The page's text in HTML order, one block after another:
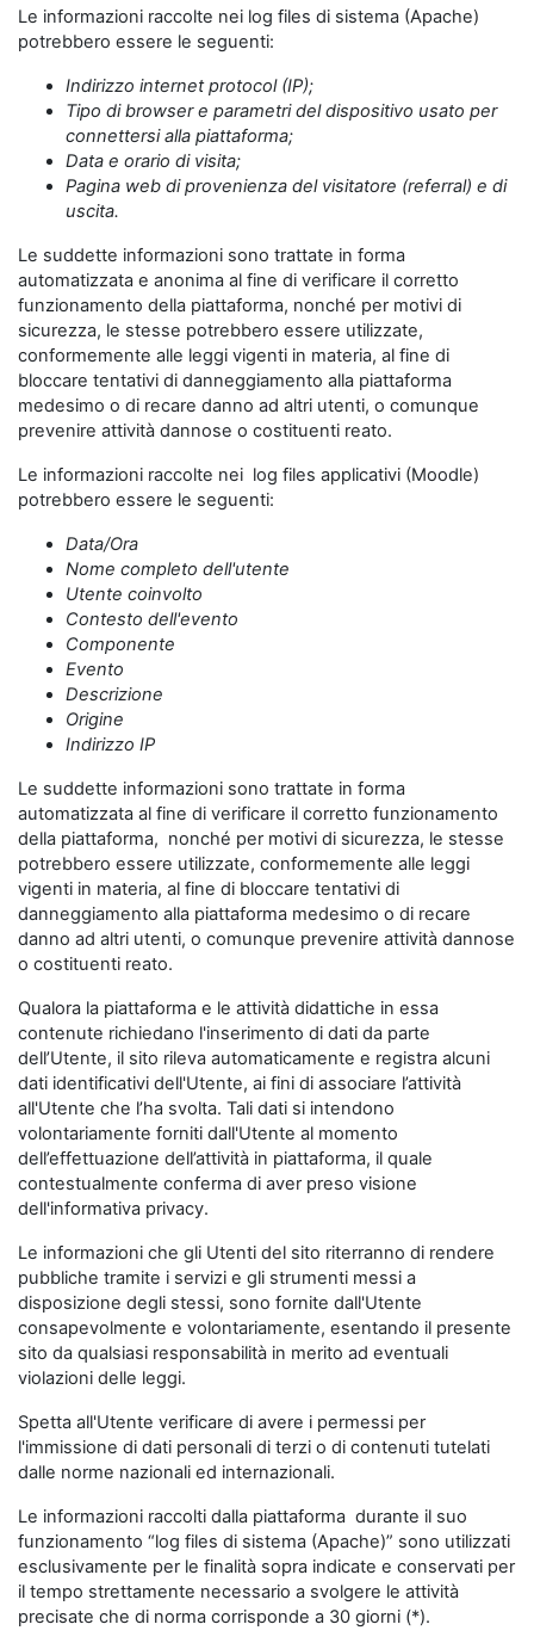
Le informazioni raccolte nei log files di sistema (Apache)
potrebbero essere le seguenti:
Indirizzo internet protocol (IP);
Tipo di browser e parametri del dispositivo usato per
connettersi alla piattaforma;
Data e orario di visita;
Pagina web di provenienza del visitatore (referral) e di
uscita.
Le suddette informazioni sono trattate in forma
automatizzata e anonima al fine di verificare il corretto
funzionamento della piattaforma, nonché per motivi di
sicurezza, le stesse potrebbero essere utilizzate,
conformemente alle leggi vigenti in materia, al fine di
bloccare tentativi di danneggiamento alla piattaforma
medesimo o di recare danno ad altri utenti, o comunque
prevenire attività dannose o costituenti reato.
Le informazioni raccolte nei log files applicativi (Moodle)
potrebbero essere le seguenti:
Data/Ora
Nome completo dell'utente
Utente coinvolto
Contesto dell'evento
Componente
Evento
Descrizione
Origine
Indirizzo IP
Le suddette informazioni sono trattate in forma
automatizzata al fine di verificare il corretto funzionamento
della piattaforma, nonché per motivi di sicurezza, le stesse
potrebbero essere utilizzate, conformemente alle leggi
vigenti in materia, al fine di bloccare tentativi di
danneggiamento alla piattaforma medesimo o di recare
danno ad altri utenti, o comunque prevenire attività dannose
o costituenti reato.
Qualora la piattaforma e le attività didattiche in essa
contenute richiedano l'inserimento di dati da parte
dell’Utente, il sito rileva automaticamente e registra alcuni
dati identificativi dell'Utente, ai fini di associare l’attività
all'Utente che l’ha svolta. Tali dati si intendono
volontariamente forniti dall'Utente al momento
dell’effettuazione dell’attività in piattaforma, il quale
contestualmente conferma di aver preso visione
dell'informativa privacy.
Le informazioni che gli Utenti del sito riterranno di rendere
pubbliche tramite i servizi e gli strumenti messi a
disposizione degli stessi, sono fornite dall'Utente
consapevolmente e volontariamente, esentando il presente
sito da qualsiasi responsabilità in merito ad eventuali
violazioni delle leggi.
Spetta all'Utente verificare di avere i permessi per
l'immissione di dati personali di terzi o di contenuti tutelati
dalle norme nazionali ed internazionali.
Le informazioni raccolti dalla piattaforma durante il suo
funzionamento “log files di sistema (Apache)” sono utilizzati
esclusivamente per le finalità sopra indicate e conservati per
il tempo strettamente necessario a svolgere le attività
precisate che di norma corrisponde a 30 giorni (*).